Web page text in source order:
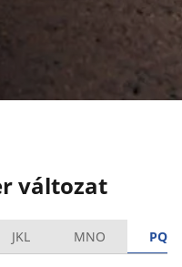
változat
JKL MNO PQRS